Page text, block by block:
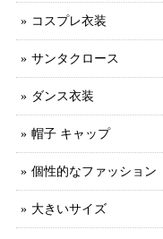
コスプレ衣装
サンタクロース
ダンス衣装
帽子 キャップ
個性的なファッション
大きいサイズ